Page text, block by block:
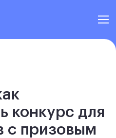
конкурс для
с призовым